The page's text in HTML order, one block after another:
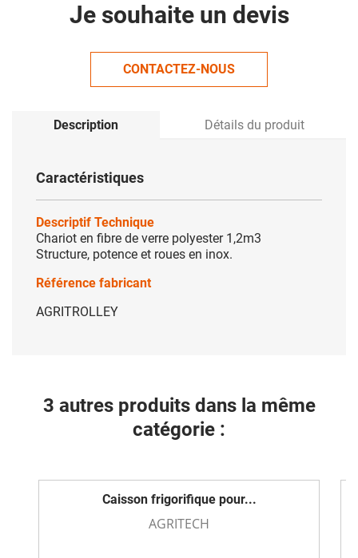
Je souhaite un devis
CONTACTEZ-NOUS
Description Détails du produit
Caractéristiques
Descriptif Technique
Chariot en fibre de verre polyester 1,2m3
Structure, potence et roues en inox.
Référence fabricant
AGRITROLLEY
3 autres produits dans la même
catégorie :
Caisson frigorifique pour...
AGRITECH